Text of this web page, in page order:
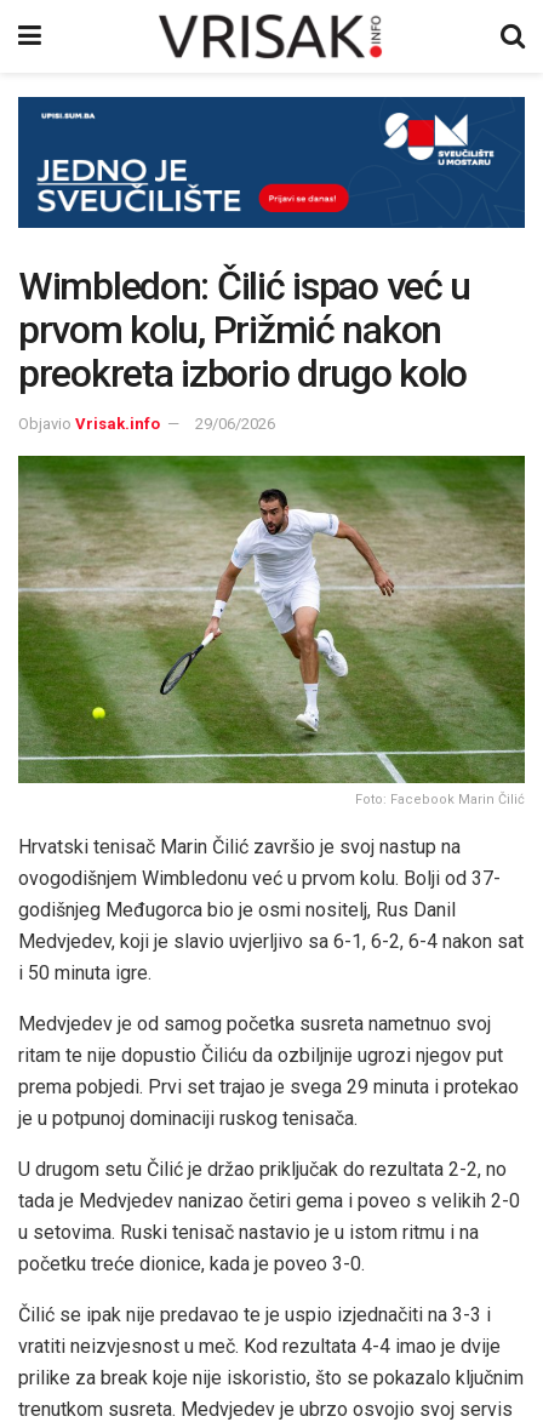
Wimbledon: Čilić ispao već u
prvom kolu, Prižmić nakon
preokreta izborio drugo kolo
Objavio Vrisak.info 29/06/2026
Foto: Facebook Marin Čilić
Hrvatski tenisač Marin Čilić završio je svoj nastup na
ovogodišnjem Wimbledonu već u prvom kolu. Bolji od 37-
godišnjeg Međugorca bio je osmi nositelj, Rus Danil
Medvjedev, koji je slavio uvjerljivo sa 6-1, 6-2, 6-4 nakon sat
i 50 minuta igre.
Medvjedev je od samog početka susreta nametnuo svoj
ritam te nije dopustio Čiliću da ozbiljnije ugrozi njegov put
prema pobjedi. Prvi set trajao je svega 29 minuta i protekao
je u potpunoj dominaciji ruskog tenisača.
U drugom setu Čilić je držao priključak do rezultata 2-2, no
tada je Medvjedev nanizao četiri gema i poveo s velikih 2-0
u setovima. Ruski tenisač nastavio je u istom ritmu i na
početku treće dionice, kada je poveo 3-0.
Čilić se ipak nije predavao te je uspio izjednačiti na 3-3 i
vratiti neizvjesnost u meč. Kod rezultata 4-4 imao je dvije
prilike za break koje nije iskoristio, što se pokazalo ključnim
trenutkom susreta. Medvjedev je ubrzo osvojio svoj servis